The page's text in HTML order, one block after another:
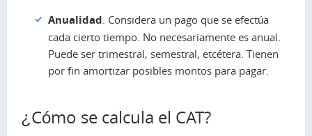
Anualidad . Considera un pago que se efectúa
cada cierto tiempo. No necesariamente es anual.
Puede ser trimestral, semestral, etcétera. Tienen
por fin amortizar posibles montos para pagar.
¿Cómo se calcula el CAT?